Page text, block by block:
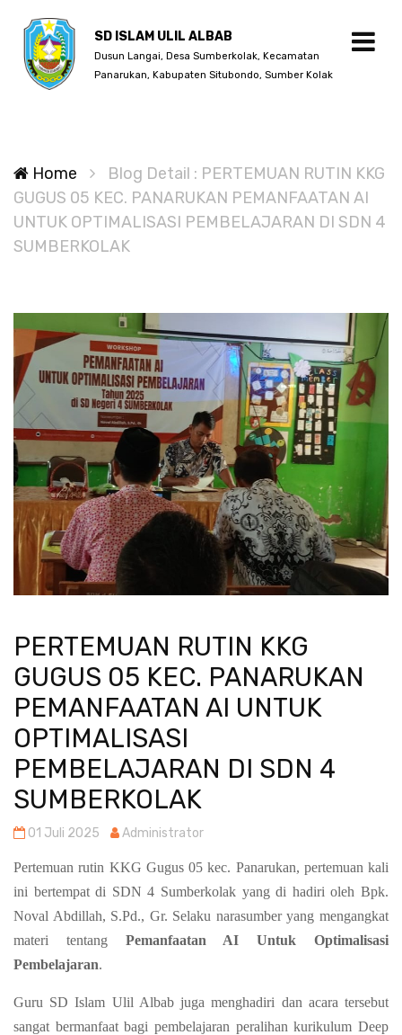
SD ISLAM ULIL ALBAB
Dusun Langai, Desa Sumberkolak, Kecamatan
Panarukan, Kabupaten Situbondo, Sumber Kolak
Home
Blog Detail : PERTEMUAN RUTIN KKG
GUGUS 05 KEC. PANARUKAN PEMANFAATAN AI
UNTUK OPTIMALISASI PEMBELAJARAN DI SDN 4
SUMBERKOLAK
PERTEMUAN RUTIN KKG
GUGUS 05 KEC. PANARUKAN
PEMANFAATAN AI UNTUK
OPTIMALISASI
PEMBELAJARAN DI SDN 4
SUMBERKOLAK
01 Juli 2025 Administrator
Pertemuan rutin KKG Gugus 05 kec. Panarukan, pertemuan kali
ini bertempat di SDN 4 Sumberkolak yang di hadiri oleh Bpk.
Noval Abdillah, S.Pd., Gr. Selaku narasumber yang mengangkat
materi tentang Pemanfaatan AI Untuk Optimalisasi
Pembelajaran.
Guru SD Islam Ulil Albab juga menghadiri dan acara tersebut
sangat bermanfaat bagi pembelajaran peralihan kurikulum Deep